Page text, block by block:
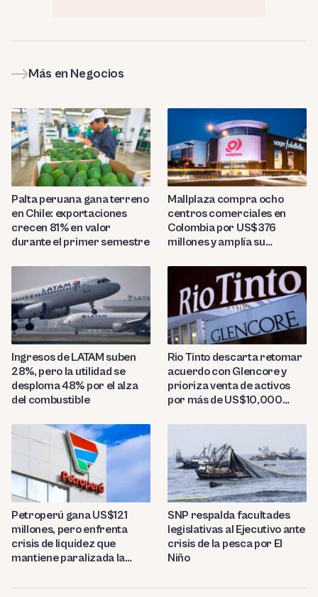
Más en Negocios
Palta peruana gana terreno
en Chile: exportaciones
crecen 81% en valor
durante el primer semestre
Mallplaza compra ocho
centros comerciales en
Colombia por US$376
millones y amplía su
Ingresos de LATAM suben
28%, pero la utilidad se
desploma 48% por el alza
del combustible
Rio Tinto descarta retomar
acuerdo con Glencore y
prioriza venta de activos
por más de US$10,000
Petroperú gana US$121
millones, pero enfrenta
crisis de liquidez que
mantiene paralizada la
SNP respalda facultades
legislativas al Ejecutivo ante
crisis de la pesca por El
Niño